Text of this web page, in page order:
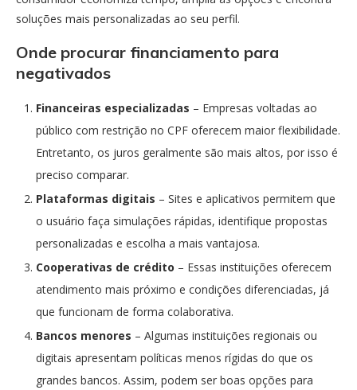
soluções mais personalizadas ao seu perfil.
Onde procurar financiamento para
negativados
Financeiras especializadas – Empresas voltadas ao
público com restrição no CPF oferecem maior flexibilidade.
Entretanto, os juros geralmente são mais altos, por isso é
preciso comparar.
Plataformas digitais – Sites e aplicativos permitem que
o usuário faça simulações rápidas, identifique propostas
personalizadas e escolha a mais vantajosa.
Cooperativas de crédito – Essas instituições oferecem
atendimento mais próximo e condições diferenciadas, já
que funcionam de forma colaborativa.
Bancos menores – Algumas instituições regionais ou
digitais apresentam políticas menos rígidas do que os
grandes bancos. Assim, podem ser boas opções para